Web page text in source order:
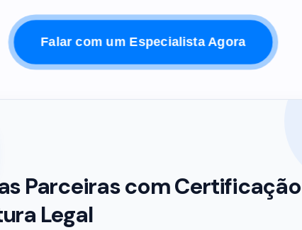
Falar com um Especialista Agora
Parceiras com
Legal